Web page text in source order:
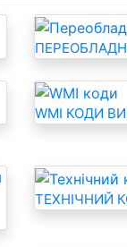
WMI КОДИ
ТЕХНІЧНИЙ